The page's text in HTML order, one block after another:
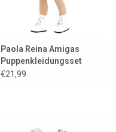
Paola Reina Amigas
Puppenkleidungsset
Roxana
€21,99